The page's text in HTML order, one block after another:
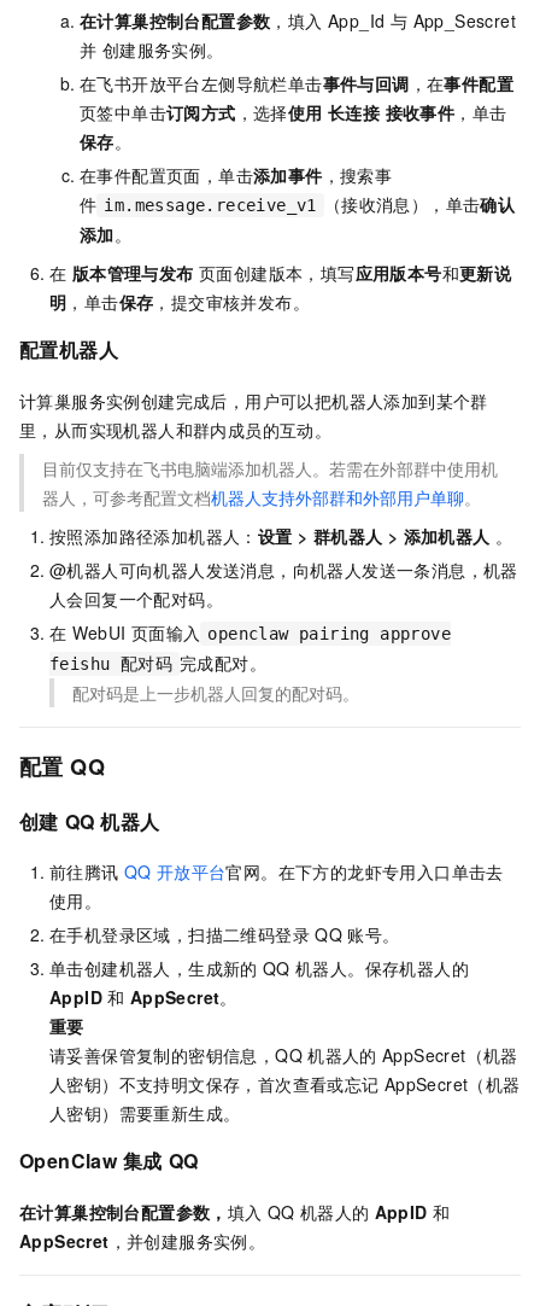
在计算巢控制台配置参数 ，填入 App_Id 与 App_Sescret
并 创建服务实例。
在飞书开放平台左侧导航栏单击事件与回调 ，在事件配置
页签中单击订阅方式 ，选择使用 长连接 接收事件 ，单击
保存。
在事件配置页面，单击添加事件 ，搜索事
件 im.message.receive_v1 （接收消息），单击确认
添加 。
在 版本管理与发布 页面创建版本，填写应用版本号和更新说
明 ，单击保存 ，提交审核并发布。
配置机器人
计算巢服务实例创建完成后，用户可以把机器人添加到某个群
里，从而实现机器人和群内成员的互动。
目前仅支持在飞书电脑端添加机器人。若需在外部群中使用机
器人，可参考配置文档机器人支持外部群和外部用户单聊。
按照添加路径添加机器人： 设置 > 群机器人 > 添加机器人 。
@机器人可向机器人发送消息，向机器人发送一条消息，机器
人会回复一个配对码。
在 WebUI 页面输入
openclaw pairing approve
feishu 配对码 完成配对。
配对码是上一步机器人回复的配对码。
配置 QQ
创建 QQ 机器人
前往腾讯 QQ 开放平台官网。在下方的龙虾专用入口单击去
使用。
在手机登录区域，扫描二维码登录 QQ 账号。
单击创建机器人，生成新的 QQ 机器人。保存机器人的
AppID 和 AppSecret。
重要
请妥善保管复制的密钥信息，QQ 机器人的 AppSecret（机器
人密钥）不支持明文保存，首次查看或忘记 AppSecret（机器
人密钥）需要重新生成。
OpenClaw 集成 QQ
在计算巢控制台配置参数， 填入 QQ 机器人的 AppID 和
AppSecret ，并创建服务实例。